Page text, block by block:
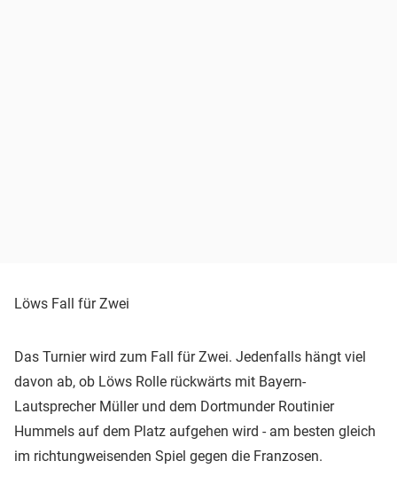
Löws Fall für Zwei
Das Turnier wird zum Fall für Zwei. Jedenfalls hängt viel
davon ab, ob Löws Rolle rückwärts mit Bayern-
Lautsprecher Müller und dem Dortmunder Routinier
Hummels auf dem Platz aufgehen wird - am besten gleich
im richtungweisenden Spiel gegen die Franzosen.